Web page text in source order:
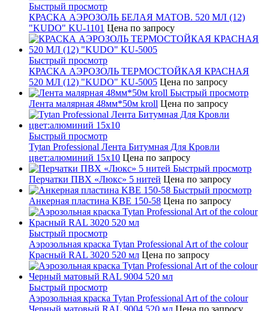
Быстрый просмотр
КРАСКА АЭРОЗОЛЬ БЕЛАЯ МАТОВ. 520 МЛ (12)
"KUDO" KU-1101 Цена по запросу
Быстрый просмотр
КРАСКА АЭРОЗОЛЬ ТЕРМОСТОЙКАЯ КРАСНАЯ
520 МЛ (12) "KUDO" KU-5005 Цена по запросу
Быстрый просмотр
Лента малярная 48мм*50м kroll Цена по запросу
Быстрый просмотр
Tytan Professional Лента Битумная Для Кровли
цвет:алюминий 15х10 Цена по запросу
Быстрый просмотр
Перчатки ПВХ «Люкс» 5 нитей Цена по запросу
Быстрый просмотр
Анкерная пластина KBE 150-58 Цена по запросу
Быстрый просмотр
Аэрозольная краска Tytan Professional Art of the colour
Красный RAL 3020 520 мл Цена по запросу
Быстрый просмотр
Аэрозольная краска Tytan Professional Art of the colour
Черный матовый RAL 9004 520 мл Цена по запросу